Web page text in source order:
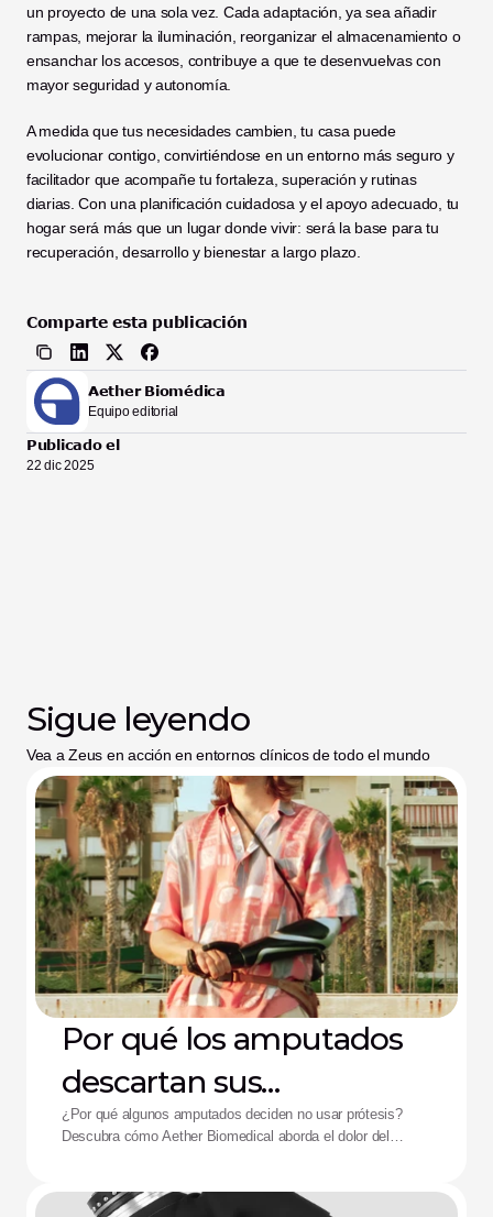
un proyecto de una sola vez. Cada adaptación, ya sea añadir
rampas, mejorar la iluminación, reorganizar el almacenamiento o
ensanchar los accesos, contribuye a que te desenvuelvas con
mayor seguridad y autonomía.
A medida que tus necesidades cambien, tu casa puede
evolucionar contigo, convirtiéndose en un entorno más seguro y
facilitador que acompañe tu fortaleza, superación y rutinas
diarias. Con una planificación cuidadosa y el apoyo adecuado, tu
hogar será más que un lugar donde vivir: será la base para tu
recuperación, desarrollo y bienestar a largo plazo.
Comparte esta publicación
Aether Biomédica
Equipo editorial
Publicado el
22 dic 2025
Sigue leyendo
Vea a Zeus en acción en entornos clínicos de todo el mundo
Por qué los amputados
descartan sus
dispositivos: La solución
¿Por qué algunos amputados deciden no usar prótesis?
Descubra cómo Aether Biomedical aborda el dolor del